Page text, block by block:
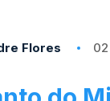
Flores